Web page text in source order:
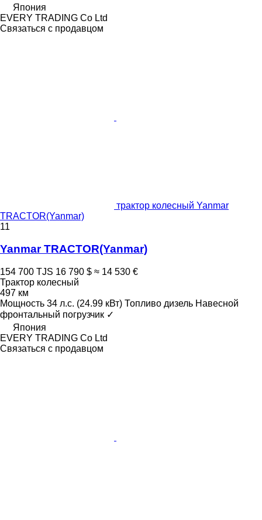
Япония
EVERY TRADING Co Ltd
Связаться с продавцом
трактор колесный Yanmar
TRACTOR(Yanmar)
11
Yanmar TRACTOR(Yanmar)
154 700 TJS 16 790 $ ≈ 14 530 €
Трактор колесный
497 км
Мощность 34 л.с. (24.99 кВт) Топливо дизель Навесной
фронтальный погрузчик ✓
Япония
EVERY TRADING Co Ltd
Связаться с продавцом